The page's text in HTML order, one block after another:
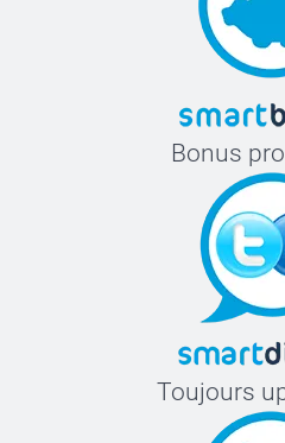
Bonus
Toujours